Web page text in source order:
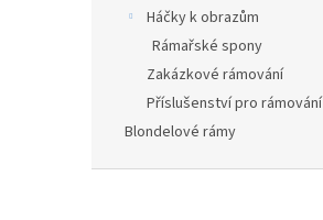
Háčky k obrazům
Rámařské spony
Zakázkové rámování
Příslušenství pro rámování
Blondelové rámy